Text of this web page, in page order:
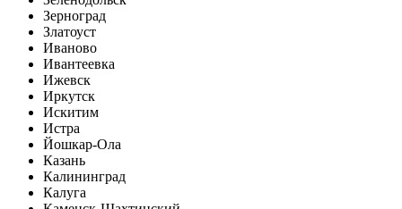
Зерноград
Златоуст
Иваново
Ивантеевка
Ижевск
Иркутск
Искитим
Истра
Йошкар-Ола
Казань
Калининград
Калуга